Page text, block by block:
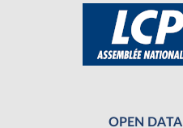
OPEN DATA